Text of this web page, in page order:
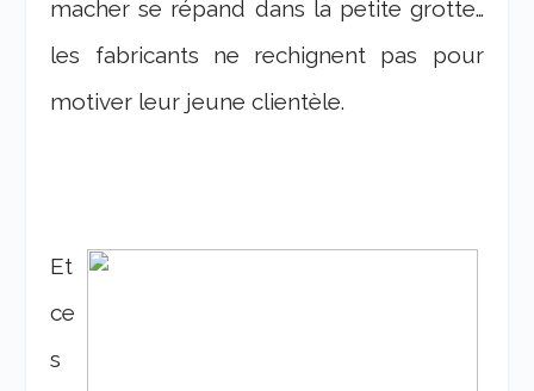
macher se répand dans la petite grotte…
les fabricants ne rechignent pas pour
motiver leur jeune clientèle.
Et
ce
s